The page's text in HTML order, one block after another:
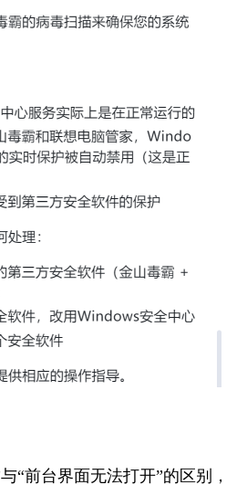
“前台界面无法打开”的区别，